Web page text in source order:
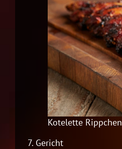
Kotelette Rippchen
7. Gericht